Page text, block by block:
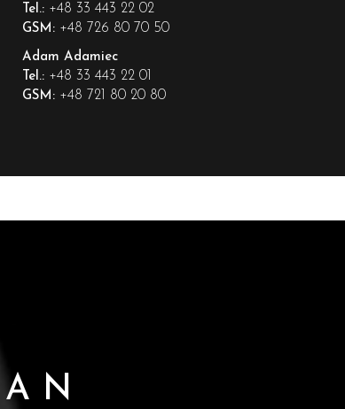
Tel.:+48 33 443 22 02
GSM:+48 726 80 70 50
Adam Adamiec
Tel.:+48 33 443 22 01
GSM:+48 721 80 20 80